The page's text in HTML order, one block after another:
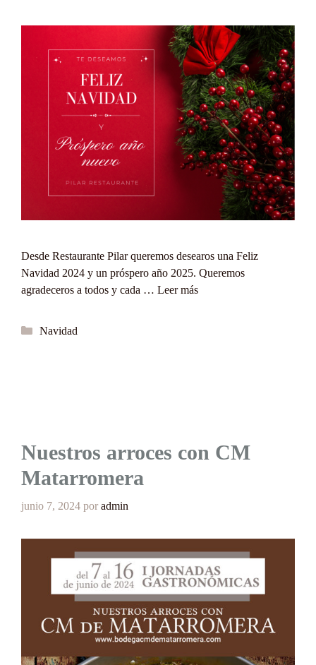
Desde Restaurante Pilar queremos desearos una Feliz
Navidad 2024 y un próspero año 2025. Queremos
agradeceros a todos y cada … Leer más
Categorías
Navidad
Nuestros arroces con CM
Matarromera
junio 7, 2024 por admin